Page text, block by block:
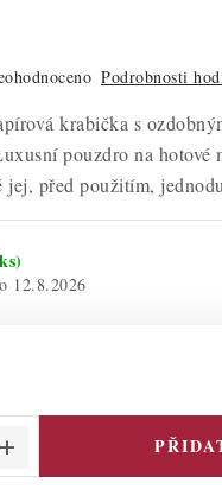
Podrobnosti
krabička s
pouzdro na
jej, před použitím,
12.8.2026